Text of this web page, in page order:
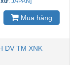
Mua hàng
DV TM XNK